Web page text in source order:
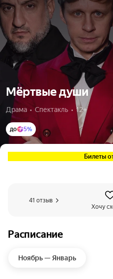
Мёртвые души
Драма  •  Спектакль  •  12+
до 5%
Билеты
41 отзыв
Хочу
Расписание
Ноябрь — Январь